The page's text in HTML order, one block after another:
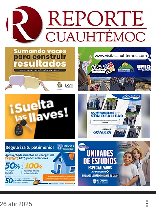
26 abr 2025